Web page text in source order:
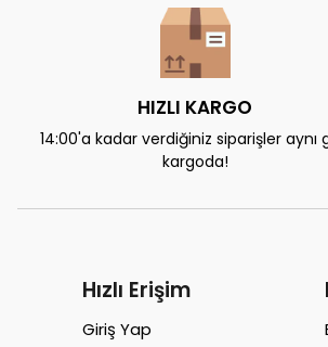
HIZLI KARGO
14:00'a kadar verdiğiniz siparişler aynı
kargoda!
Hızlı Erişim
Giriş Yap